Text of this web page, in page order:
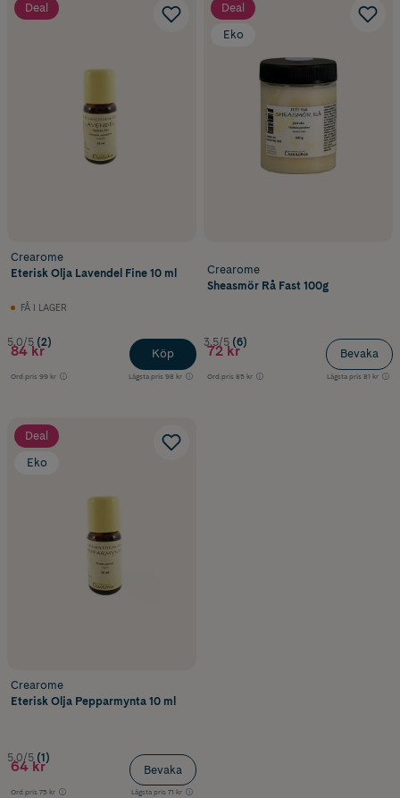
Deal
Crearome
Eterisk Olja Lavendel Fine 10 ml
FÅ I LAGER
5.0/5 (2)
84 kr
Ord.pris 99 kr Lägsta pris 98 kr
Köp
Deal
Eko
Crearome
Sheasmör Rå Fast 100g
3.5/5 (6)
72 kr
Ord.pris 85 kr Lägsta pris 81 kr
Bevaka
Deal
Eko
Crearome
Eterisk Olja Pepparmynta 10 ml
5.0/5 (1)
64 kr
Ord.pris 75 kr Lägsta pris 71 kr
Bevaka